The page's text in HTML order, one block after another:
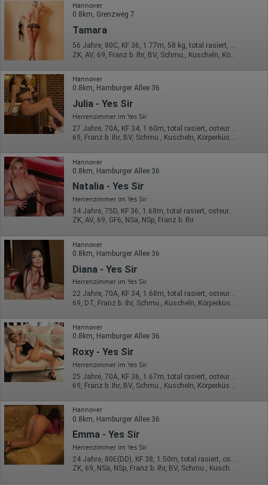
Google Ireland Limited
Erhobene Daten:
Die erzeugten Informationen über die Benutzung unserer
Webseiten sowie die von dem Browser übermittelte IP-Adresse
werden übertragen und gespeichert. Dabei können aus den
erstellt werden. Diese Informationen wird Google gegebenenfalls
auch an Dritte übertragen, sofern dies gesetzlich
vorgeschrieben wird oder, soweit Dritte diese Daten im Auftrag
von Google verarbeiten. Die IP-Adresse der Nutzer wird von
Google innerhalb von Mitgliedstaaten der Europäischen Union
oder in anderen Vertragsstaaten des Abkommens über den
Europäischen Wirtschaftsraum gekürzt, dies bedeutet, dass alle
Daten anonym erhoben werden. Nur in Ausnahmefällen wird die
volle IP-Adresse an einen Server von Google in den USA
übertragen und dort gekürzt. Die von dem Browser des Nutzers
übermittelte IP-Adresse wird nicht mit anderen Daten von Google
zusammengeführt.
Erhobene Informationen zum Besucherverhalten sind folgende:
Herkunft (Land und Stadt)
Betriebssystem
Gerät (PC, Tablet-PC oder Smartphone)
Browser und alle verwendeten Add-ons
Auflösung des Computers
Besucherquelle (Facebook, Suchmaschine oder
verweisende Webseite)
Welche Dateien wurden heruntergeladen?
Welche Videos angeschaut?
Wohin ging der Besucher? Klickte er auf weitere Seiten des
Portals oder hat er sie komplett verlassen?
Wie lange blieb der Besucher?
Ort der Verarbeitung:
Europäische Union & USA
Wir nutzen Hotjar als Webanalysedient. Es wird verwendet, um
Daten über das Benutzerverhalten zu sammeln. Hotjar kann
auch im Rahmen von Umfragen und Feedbackfunktionen, die
auf unserer Website eingebunden sind, von Ihnen bereitgestellte
Informationen verarbeiten.
Herausgeber:
Hotjar Limited, Malta
Hannover
0.8km, Grenzweg 7
Tamara
56 Jahre, 80C, KF 36, 1.77m, 58 kg, total rasiert, deutsch
Hannover
0.8km, Hamburger Allee 36
Julia - Yes Sir
Herrenzimmer im Yes Sir
69, Franz b. Ihr, BV, Schmu., Kuscheln, Körperküs., EL, Mast.
Hannover
0.8km, Hamburger Allee 36
Natalia - Yes Sir
Herrenzimmer im Yes Sir
34 Jahre, 75D, KF 36, 1.68m, total rasiert, osteuropäisch
ZK, AV, 69, GF6, NSa, NSp, Franz b. Ihr
Hannover
0.8km, Hamburger Allee 36
Diana - Yes Sir
Herrenzimmer im Yes Sir
22 Jahre, 70A, KF 34, 1.68m, total rasiert, osteuropäisch
Hannover
0.8km, Hamburger Allee 36
Roxy - Yes Sir
Herrenzimmer im Yes Sir
69, Franz b. Ihr, BV, Schmu., Kuscheln, Körperküs., EL, Mast.
Hannover
0.8km, Hamburger Allee 36
Emma - Yes Sir
Herrenzimmer im Yes Sir
24 Jahre, 80E(DD), KF 38, 1.50m, total rasiert, osteuropäisch
ZK, 69, NSa, NSp, Franz b. Ihr, BV, Schmu., Kuscheln